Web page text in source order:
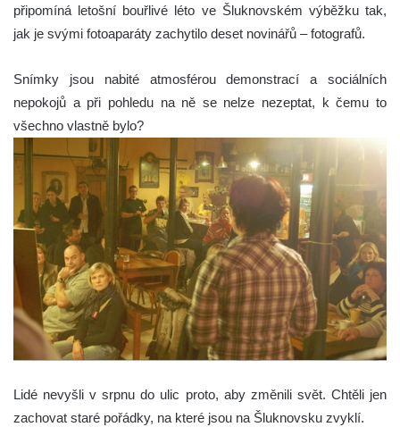
připomíná letošní bouřlivé léto ve Šluknovském výběžku tak,
jak je svými fotoaparáty zachytilo deset novinářů – fotografů.
Snímky jsou nabité atmosférou demonstrací a sociálních
nepokojů a při pohledu na ně se nelze nezeptat, k čemu to
všechno vlastně bylo?
Lidé nevyšli v srpnu do ulic proto, aby změnili svět. Chtěli jen
zachovat staré pořádky, na které jsou na Šluknovsku zvyklí.